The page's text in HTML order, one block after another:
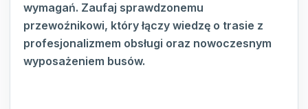
wymagań. Zaufaj sprawdzonemu
przewoźnikowi, który łączy wiedzę o trasie z
profesjonalizmem obsługi oraz nowoczesnym
wyposażeniem busów.